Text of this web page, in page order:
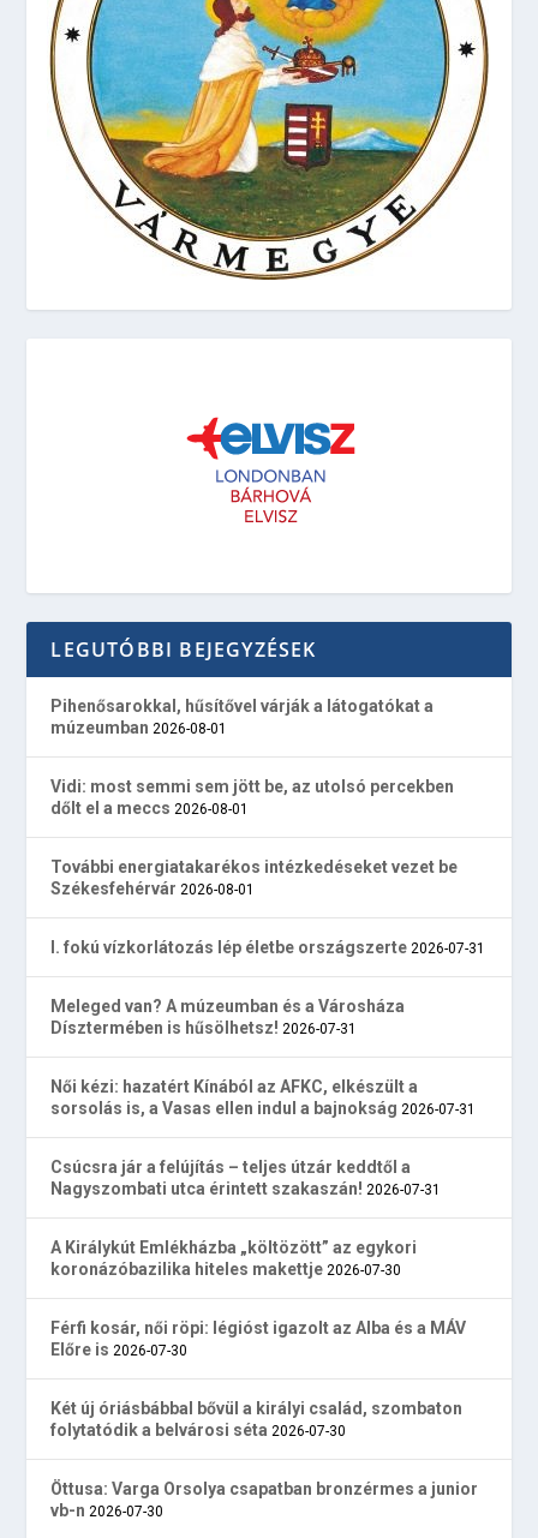
LEGUTÓBBI BEJEGYZÉSEK
Pihenősarokkal, hűsítővel várják a látogatókat a
múzeumban 2026-08-01
Vidi: most semmi sem jött be, az utolsó percekben
dőlt el a meccs 2026-08-01
További energiatakarékos intézkedéseket vezet be
Székesfehérvár 2026-08-01
I. fokú vízkorlátozás lép életbe országszerte 2026-07-31
Meleged van? A múzeumban és a Városháza
Dísztermében is hűsölhetsz! 2026-07-31
Női kézi: hazatért Kínából az AFKC, elkészült a
sorsolás is, a Vasas ellen indul a bajnokság 2026-07-31
Csúcsra jár a felújítás – teljes útzár keddtől a
Nagyszombati utca érintett szakaszán! 2026-07-31
A Királykút Emlékházba „költözött” az egykori
koronázóbazilika hiteles makettje 2026-07-30
Férfi kosár, női röpi: légióst igazolt az Alba és a MÁV
Előre is 2026-07-30
Két új óriásbábbal bővül a királyi család, szombaton
folytatódik a belvárosi séta 2026-07-30
Öttusa: Varga Orsolya csapatban bronzérmes a junior
vb-n 2026-07-30